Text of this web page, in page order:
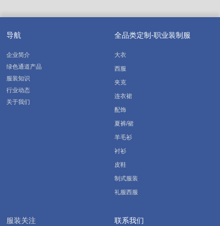
导航
企业简介
绿色通道产品
服装知识
行业动态
关于我们
全品类定制-职业装制服
大衣
西服
夹克
连衣裙
配饰
夏裤/裙
羊毛衫
衬衫
皮鞋
制式服装
礼服西服
服装关注 联系我们